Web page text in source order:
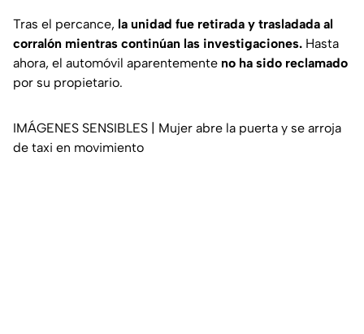
Tras el percance, la unidad fue retirada y trasladada al
corralón mientras continúan las investigaciones. Hasta
ahora, el automóvil aparentemente no ha sido reclamado
por su propietario.
IMÁGENES SENSIBLES | Mujer abre la puerta y se arroja
de taxi en movimiento